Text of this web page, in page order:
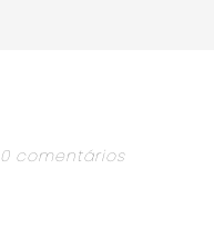
0 comentários